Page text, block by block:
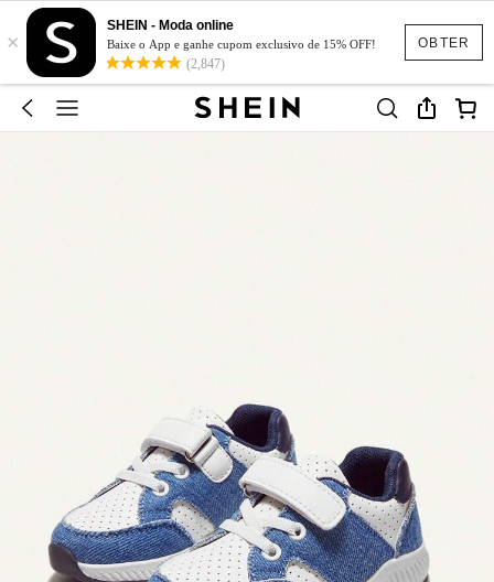
OBTER
×
SHEIN - Moda online
Baixe o App e ganhe cupom exclusivo de 15% OFF!
(2,847)